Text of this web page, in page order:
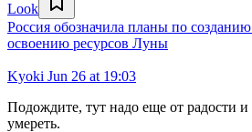
Look
Россия обозначила планы по
освоению ресурсов Луны
Kyoki Jun 26 at 19:03
Подождите, тут надо еще от радости и
умереть.